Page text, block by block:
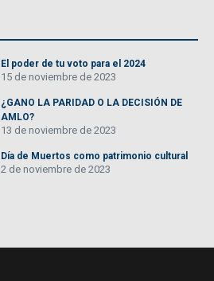
El poder de tu voto para el 2024
15 de noviembre de 2023
¿GANO LA PARIDAD O LA DECISIÓN DE
AMLO?
13 de noviembre de 2023
Día de Muertos como patrimonio cultural
2 de noviembre de 2023